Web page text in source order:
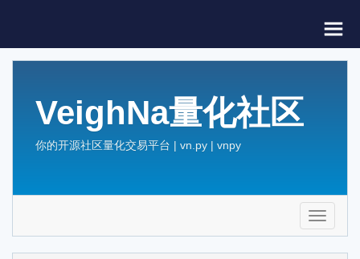
VeighNa量化社区
你的开源社区量化交易平台 | vn.py | vnpy
Toggle